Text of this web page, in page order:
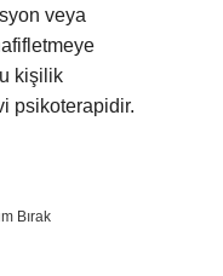
veya
kişilik
psikoterapidir.
Bırak